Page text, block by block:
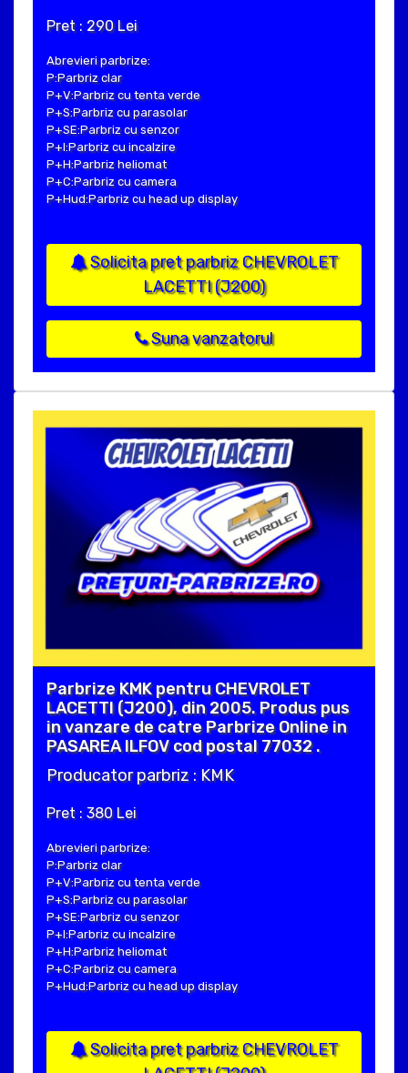
Pret : 290 Lei
Abrevieri parbrize:
P:Parbriz clar
P+V:Parbriz cu tenta verde
P+S:Parbriz cu parasolar
P+SE:Parbriz cu senzor
P+I:Parbriz cu incalzire
P+H:Parbriz heliomat
P+C:Parbriz cu camera
P+Hud:Parbriz cu head up display
Solicita pret parbriz CHEVROLET
LACETTI (J200)
Suna vanzatorul
Parbrize KMK pentru CHEVROLET
LACETTI (J200), din 2005. Produs pus
in vanzare de catre Parbrize Online in
PASAREA ILFOV cod postal 77032 .
Producator parbriz : KMK
Pret : 380 Lei
Abrevieri parbrize:
P:Parbriz clar
P+V:Parbriz cu tenta verde
P+S:Parbriz cu parasolar
P+SE:Parbriz cu senzor
P+I:Parbriz cu incalzire
P+H:Parbriz heliomat
P+C:Parbriz cu camera
P+Hud:Parbriz cu head up display
Solicita pret parbriz CHEVROLET